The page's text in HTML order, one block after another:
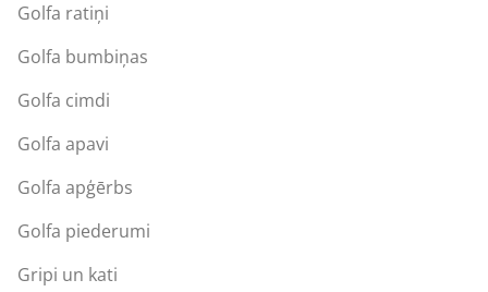
Golfa ratiņi
Golfa bumbiņas
Golfa cimdi
Golfa apavi
Golfa apģērbs
Golfa piederumi
Gripi un kati